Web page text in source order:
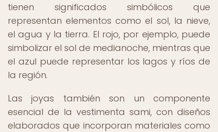
tienen significados simbólicos que
representan elementos como el sol, la nieve,
el agua y la tierra. El rojo, por ejemplo, puede
simbolizar el sol de medianoche, mientras que
el azul puede representar los lagos y ríos de
la región.
Las joyas también son un componente
esencial de la vestimenta sami, con diseños
elaborados que incorporan materiales como